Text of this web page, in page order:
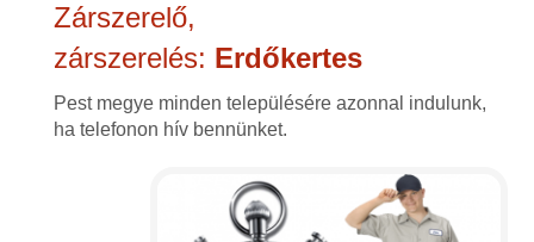
Zárszerelő,
zárszerelés: Erdőkertes
Pest megye minden településére azonnal indulunk,
ha telefonon hív bennünket.